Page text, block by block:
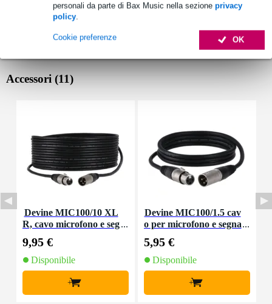
personali da parte di Bax Music nella sezione privacy
policy.
OK
Cookie preferenze
Accessori (11)
Devine MIC100/10 XL
R, cavo microfono e seg
9,95 €
Disponibile
+
Devine MIC100/1.5 cav
o per microfono e segna
5,95 €
Disponibile
+